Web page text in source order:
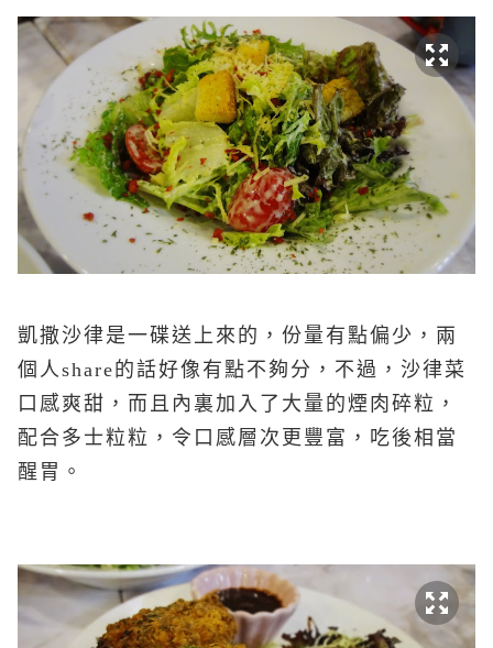
凱撒沙律是一碟送上來的，份量有點偏少，兩
個人share的話好像有點不夠分，不過，沙律菜
口感爽甜，而且內裏加入了大量的煙肉碎粒，
配合多士粒粒，令口感層次更豐富，吃後相當
醒胃。